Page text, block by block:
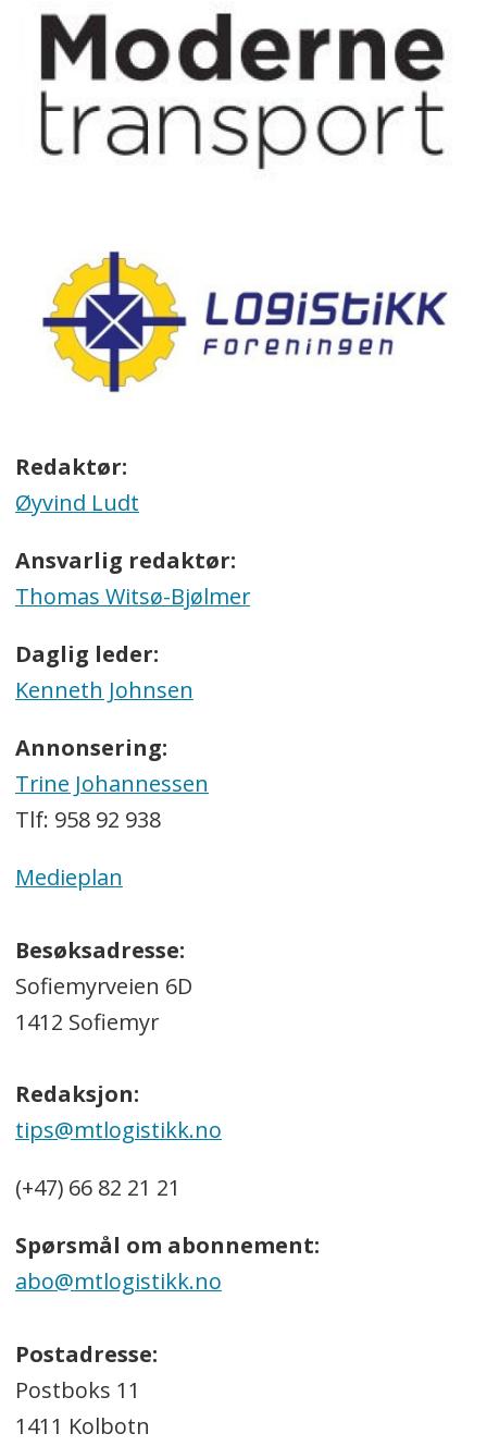
Redaktør:
Øyvind Ludt
Ansvarlig redaktør:
Thomas Witsø-Bjølmer
Daglig leder:
Kenneth Johnsen
Annonsering:
Trine Johannessen
Tlf: 958 92 938
Medieplan
Besøksadresse:
Sofiemyrveien 6D
1412 Sofiemyr
Redaksjon:
tips@mtlogistikk.no
(+47) 66 82 21 21
Spørsmål om abonnement:
abo@mtlogistikk.no
Postadresse:
Postboks 11
1411 Kolbotn